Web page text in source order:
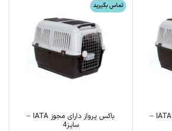
باکس پرواز دارای مجوز IATA –
تماس بگیرید
باکس پرواز دارای مجوز IATA –
سایز4